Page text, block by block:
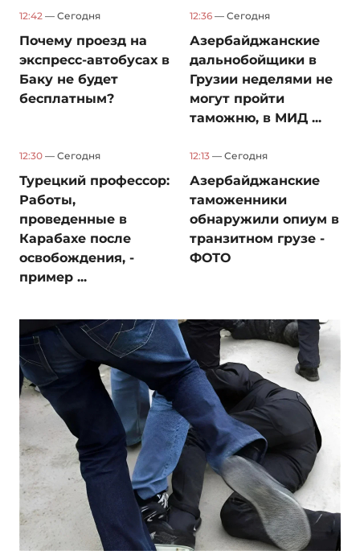
12:42 — Сегодня
Почему проезд на
экспресс-автобусах в
Баку не будет
бесплатным?
12:36 — Сегодня
Азербайджанские
дальнобойщики в
Грузии неделями не
могут пройти
таможню, в МИД ...
12:30 — Сегодня
Турецкий профессор:
Работы,
проведенные в
Карабахе после
освобождения, -
пример ...
12:13 — Сегодня
Азербайджанские
таможенники
обнаружили опиум в
транзитном грузе -
ФОТО